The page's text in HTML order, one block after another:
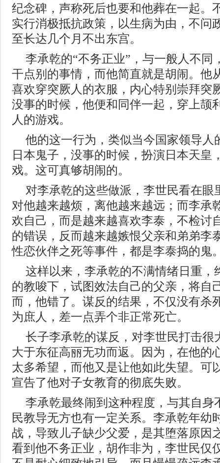
纪念碑，声称死后也要和他葬在一起。
实行消极抵抗政策，以生病为由，不问
至长达几个月不出东宫。
李承乾的“不务正业”，与一般人不同
干点别的事情，而他简直就是胡闹。他
喜欢穿突厥人的衣服，内心特别崇拜突
没事的时候，他便和同伴一起，穿上颉
人的游戏。
他的这一行为，类似当今国家领导人
日本鬼子，没事的时候，扮演日本天皇
戏。这可真够胡闹的。
对李承乾的这些做派，李世民看在眼
对他越来越烦，离他越来越远；而李承
欢自己，而是越来越喜欢李泰，不检讨
的错误，反而越来越嫉恨父亲和弟弟李
性恋伙伴之死等事件，都是李泰捣的鬼
这样以来，李承乾的不满情绪日重，
的教唆下，试图效法自己的父亲，将自
而，他错了。谋反的结果，不仅没有杀
为庶人，差一点弄个非正常死亡。
长子李承乾的谋反，对李世民打击很
大于东征高丽无功而返。因为，在他的
太多希望，而他又是让他如此失望。可
宣告了他对子女教育的彻底失败。
李承乾最终闹到这种程度，与其自身
民教导无方也有一定关系。李承乾年幼
战，导致儿子缺少父爱，是其堕落原因
看到他不务正业，胡作非为，李世民仅